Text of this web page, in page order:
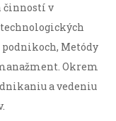
činností v
Metódy
Okrem
a vedeniu